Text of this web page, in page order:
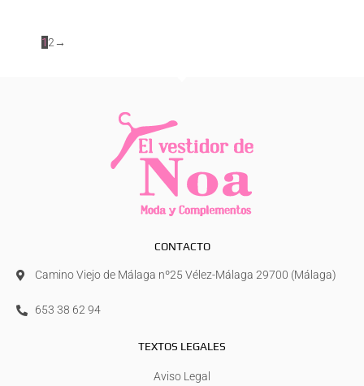
12→
CONTACTO
Camino Viejo de Málaga nº25 Vélez-Málaga 29700 (Málaga)
653 38 62 94
TEXTOS LEGALES
Aviso Legal